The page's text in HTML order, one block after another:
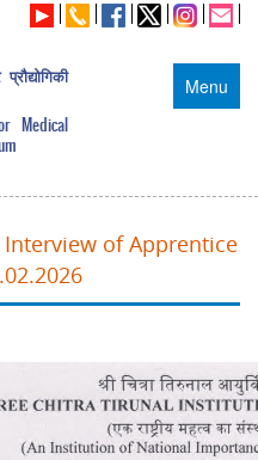
Menu
Medical
of Apprentice